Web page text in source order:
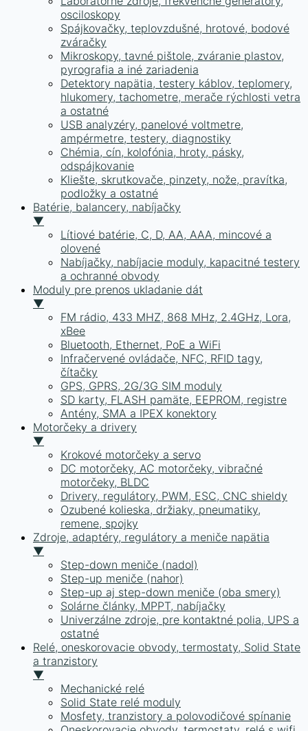
osciloskopy
Spájkovačky, teplovzdušné, hrotové, bodové
zváračky
Mikroskopy, tavné pištole, zváranie plastov,
pyrografia a iné zariadenia
Detektory napätia, testery káblov, teplomery,
hlukomery, tachometre, merače rýchlosti vetra
a ostatné
USB analyzéry, panelové voltmetre,
ampérmetre, testery, diagnostiky
Chémia, cín, kolofónia, hroty, pásky,
odspájkovanie
Kliešte, skrutkovače, pinzety, nože, pravítka,
podložky a ostatné
Batérie, balancery, nabíjačky
▼
Lítiové batérie, C, D, AA, AAA, mincové a
olovené
Nabíjačky, nabíjacie moduly, kapacitné testery
a ochranné obvody
Moduly pre prenos ukladanie dát
▼
FM rádio, 433 MHZ, 868 MHz, 2.4GHz, Lora,
xBee
Bluetooth, Ethernet, PoE a WiFi
Infračervené ovládače, NFC, RFID tagy,
čítačky
GPS, GPRS, 2G/3G SIM moduly
SD karty, FLASH pamäte, EEPROM, registre
Antény, SMA a IPEX konektory
Motorčeky a drivery
▼
Krokové motorčeky a servo
DC motorčeky, AC motorčeky, vibračné
motorčeky, BLDC
Drivery, regulátory, PWM, ESC, CNC shieldy
Ozubené kolieska, držiaky, pneumatiky,
remene, spojky
Zdroje, adaptéry, regulátory a meniče napätia
▼
Step-down meniče (nadol)
Step-up meniče (nahor)
Step-up aj step-down meniče (oba smery)
Solárne články, MPPT, nabíjačky
Univerzálne zdroje, pre kontaktné polia, UPS a
ostatné
Relé, oneskorovacie obvody, termostaty, Solid State
a tranzistory
▼
Mechanické relé
Solid State relé moduly
Mosfety, tranzistory a polovodičové spínanie